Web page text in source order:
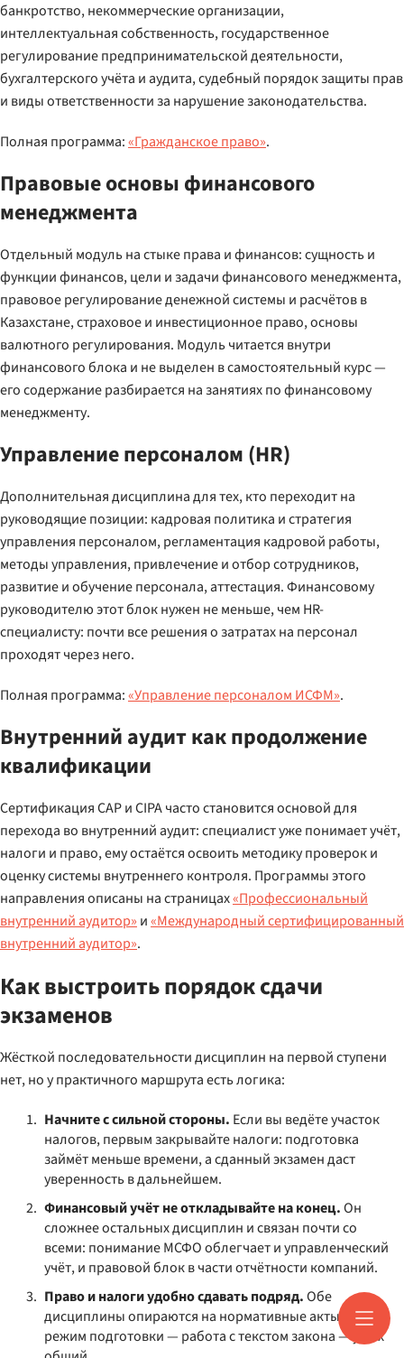
банкротство, некоммерческие организации,
интеллектуальная собственность, государственное
регулирование предпринимательской деятельности,
бухгалтерского учёта и аудита, судебный порядок защиты прав
и виды ответственности за нарушение законодательства.
Полная программа:«Гражданское право».
Правовые основы финансового
менеджмента
Отдельный модуль на стыке права и финансов: сущность и
функции финансов, цели и задачи финансового менеджмента,
правовое регулирование денежной системы и расчётов в
Казахстане, страховое и инвестиционное право, основы
валютного регулирования. Модуль читается внутри
финансового блока и не выделен в самостоятельный курс —
его содержание разбирается на занятиях по финансовому
менеджменту.
Управление персоналом (HR)
Дополнительная дисциплина для тех, кто переходит на
руководящие позиции: кадровая политика и стратегия
управления персоналом, регламентация кадровой работы,
методы управления, привлечение и отбор сотрудников,
развитие и обучение персонала, аттестация. Финансовому
руководителю этот блок нужен не меньше, чем HR-
специалисту: почти все решения о затратах на персонал
проходят через него.
Полная программа:«Управление персоналом ИСФМ».
Внутренний аудит как продолжение
квалификации
Сертификация CAP и CIPA часто становится основой для
перехода во внутренний аудит: специалист уже понимает учёт,
налоги и право, ему остаётся освоить методику проверок и
оценку системы внутреннего контроля. Программы этого
направления описаны на страницах«Профессиональный
внутренний аудитор» и«Международный сертифицированный
внутренний аудитор».
Как выстроить порядок сдачи
экзаменов
Жёсткой последовательности дисциплин на первой ступени
нет, но у практичного маршрута есть логика:
Начните с сильной стороны. Если вы ведёте участок
налогов, первым закрывайте налоги: подготовка
займёт меньше времени, а сданный экзамен даст
уверенность в дальнейшем.
Финансовый учёт не откладывайте на конец.Он
сложнее остальных дисциплин и связан почти со
всеми: понимание МСФО облегчает и управленческий
учёт, и правовой блок в части отчётности компаний.
Право и налоги удобно сдавать подряд.Обе
дисциплины опираются на нормативные акты, и
режим подготовки — работа с текстом закона — у них